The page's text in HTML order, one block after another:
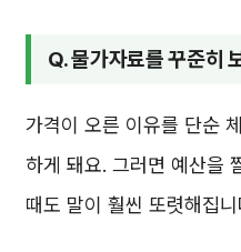
Q. 물가자료를 꾸준히
가격이 오른 이유를 단순
하게 돼요. 그러면 예산을
때도 말이 훨씬 또렷해집니